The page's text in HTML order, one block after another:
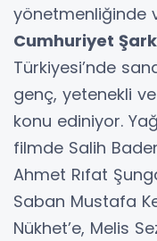
yönetmenliğinde
Cumhuriyet
Türkiyesi’nde
genç, yetenekli
konu ediniyor.
filmde Salih
Ahmet Rıfat
Saban Mustafa
Nükhet’e, Melis